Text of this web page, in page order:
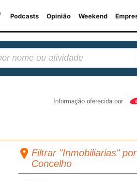
Informação oferecida por
Filtrar "Inmobiliarias" por
Concelho